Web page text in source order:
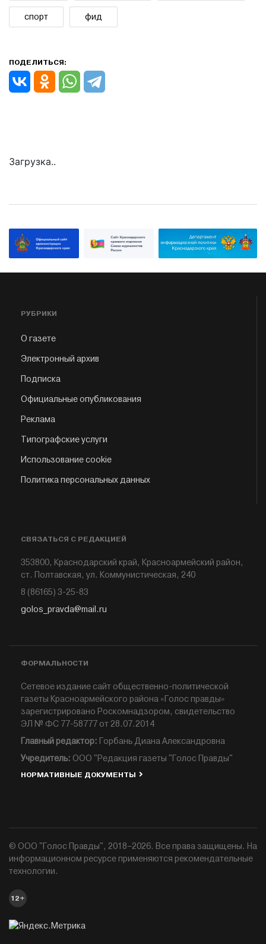
спорт фид
ПОДЕЛИТЬСЯ:
Загрузка..
РУБРИКИ
О газете
Электронный архив
Подписка
Официальные опубликования
Реклама
Типографские услуги
Использование cookie
Политика персональных данных
СВЯЗАТЬСЯ С РЕДАКЦИЕЙ
353800, Краснодарский край, Красноармейский район,
ст. Полтавская, ул. Коммунистическая, 240
8 (86165) 3-25-83
golos_pravda@mail.ru
ФОРМАЛЬНОСТИ
Сетевое издание сайт общественно-политической
газеты Красноармейского района «Голос правды»
зарегистрировано Роскомнадзором, свидетельство
ЭЛ № ФС 77-58777 от 28.07.2014
Главный редактор: Горбань Диана Александровна
Учредитель: ООО "Редакция газеты "Голос Правды"
НОРМАТИВНЫЕ ДОКУМЕНТЫ
© ООО "Голос Правды", 2018–2026. Все права защищены. На
информационном ресурсе применяются рекомендательные
технологии.
12+